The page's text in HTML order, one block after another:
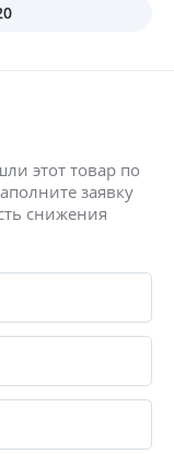
этот товар по
заявку
снижения